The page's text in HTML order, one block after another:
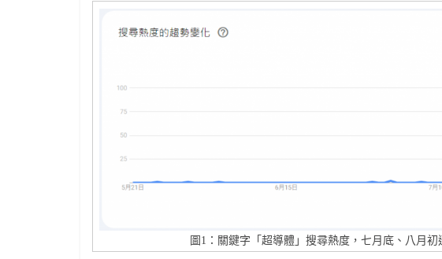
圖1：關鍵字「超導體」搜尋熱度，七月底、八月初